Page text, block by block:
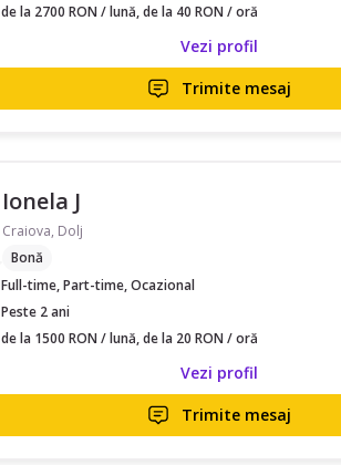
de la 2700 RON / lună, de la 40 RON / oră
Vezi profil
Trimite mesaj
Ionela J
Craiova, Dolj
Bonă
Full-time, Part-time, Ocazional
Peste 2 ani
de la 1500 RON / lună, de la 20 RON / oră
Vezi profil
Trimite mesaj